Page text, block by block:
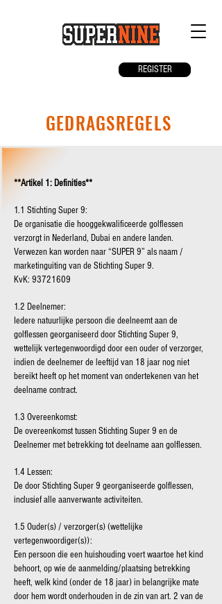
REGISTER
GEDRAGSREGELS
**Artikel 1: Definities**
1.1 Stichting Super 9:
De organisatie die hooggekwalificeerde golflessen
verzorgt in Nederland, Dubai en andere landen.
Verwezen kan worden naar “SUPER 9” als naam /
marketinguiting van de Stichting Super 9.
KvK: 93721609
1.2 Deelnemer:
Iedere natuurlijke persoon die deelneemt aan de
golflessen georganiseerd door Stichting Super 9,
wettelijk vertegenwoordigd door een ouder of verzorger,
indien de deelnemer de leeftijd van 18 jaar nog niet
bereikt heeft op het moment van ondertekenen van het
deelname contract.
1.3 Overeenkomst:
De overeenkomst tussen Stichting Super 9 en de
Deelnemer met betrekking tot deelname aan golflessen.
1.4 Lessen:
De door Stichting Super 9 georganiseerde golflessen,
inclusief alle aanverwante activiteiten.
1.5 Ouder(s) / verzorger(s) (wettelijke
vertegenwoordiger(s)):
Een persoon die een huishouding voert waartoe het kind
behoort, op wie de aanmelding/plaatsing betrekking
heeft, welk kind (onder de 18 jaar) in belangrijke mate
door hem wordt onderhouden in de zin van art. 2 van de